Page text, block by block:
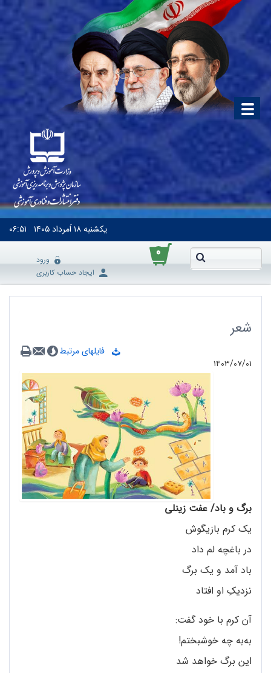
یکشنبه۱۸ اَمرداد ۱۴۰۵ ۰۶:۵۱
۰
ورود
ایجاد حساب کاربری
شعر
فایلهای مرتبط
۱۴۰۳/۰۷/۰۱
برگ و باد/ عفت زینلی
یک کرم بازیگوش
در باغچه لم داد
باد آمد و یک برگ
نزدیکِ او افتاد
آن کرم با خود گفت:
به‌به چه خوشبختم!
این برگ خواهد شد